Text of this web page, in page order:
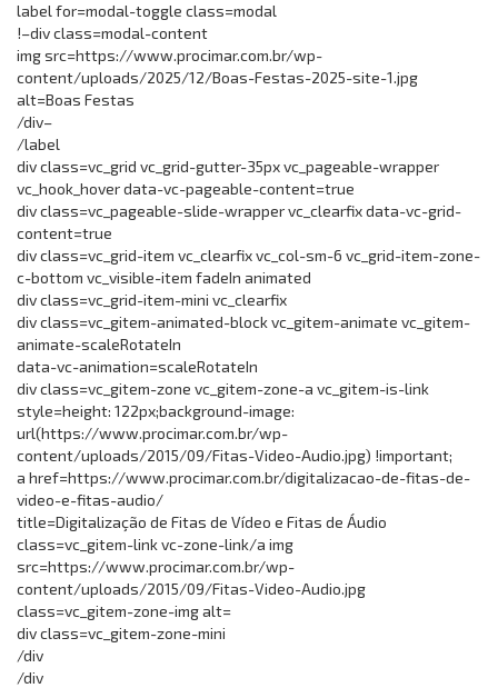
label for=modal-toggle class=modal
!–div class=modal-content
img src=https://www.procimar.com.br/wp-
content/uploads/2025/12/Boas-Festas-2025-site-1.jpg
alt=Boas Festas
/div–
/label
div class=vc_grid vc_grid-gutter-35px vc_pageable-wrapper
vc_hook_hover data-vc-pageable-content=true
div class=vc_pageable-slide-wrapper vc_clearfix data-vc-grid-
content=true
div class=vc_grid-item vc_clearfix vc_col-sm-6 vc_grid-item-zone-
c-bottom vc_visible-item fadeIn animated
div class=vc_grid-item-mini vc_clearfix
div class=vc_gitem-animated-block vc_gitem-animate vc_gitem-
animate-scaleRotateIn
data-vc-animation=scaleRotateIn
div class=vc_gitem-zone vc_gitem-zone-a vc_gitem-is-link
style=height: 122px;background-image:
url(https://www.procimar.com.br/wp-
content/uploads/2015/09/Fitas-Video-Audio.jpg) !important;
a href=https://www.procimar.com.br/digitalizacao-de-fitas-de-
video-e-fitas-audio/
title=Digitalização de Fitas de Vídeo e Fitas de Áudio
class=vc_gitem-link vc-zone-link/a img
src=https://www.procimar.com.br/wp-
content/uploads/2015/09/Fitas-Video-Audio.jpg
class=vc_gitem-zone-img alt=
div class=vc_gitem-zone-mini
/div
/div